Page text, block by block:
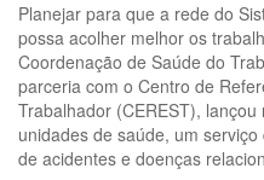
Planejar para que a rede do
possa acolher melhor os
Coordenação de Saúde do
parceria com o Centro de
Trabalhador (CEREST),
unidades de saúde, um
de acidentes e doenças